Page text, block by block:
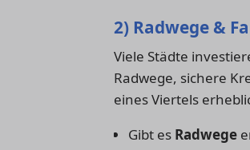
2) Radwege &
Viele Städte
Radwege, sichere
eines Viertels
Gibt es Radwege